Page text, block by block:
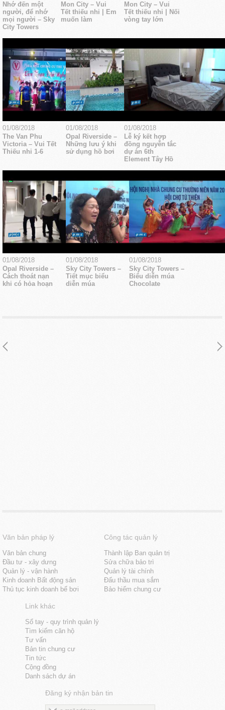
Nhớ đến một
người, để nhớ
mọi người – Sky
City Towers
Mon City – Vui
Tết thiếu nhi | Em
muốn làm
Mon City – Vui
Tết thiếu nhi | Nối
vòng tay lớn
01/08/2018
The Van Phu
Victoria – Vui Tết
Thiếu nhi 1-6
01/08/2018
Opal Riverside –
Những lưu ý khi
sử dụng hồ bơi
01/08/2018
Lễ ký kết hợp
đồng nguyễn tắc
dự án 6th
Element Tây Hồ
01/08/2018
Opal Riverside –
Cách thoát nạn
khi có hỏa hoạn
01/08/2018
Sky City Towers –
Tiết mục biểu
diễn múa
01/08/2018
Sky City Towers –
Biểu diễn múa
Chocolate
Văn bản pháp lý
Văn bản chung
Đầu tư - xây dưng
Quản lý - vận hành
Kinh doanh Bất động sản
Thủ tục kinh doanh bể bơi
Công tác quản lý
Thành lập Ban quản trị
Sửa chữa bảo trì
Quản lý tài chính
Đấu thầu mua sắm
Bảo hiểm chung cư
Link khác
Sổ tay - quy trình quản lý
Tìm kiếm căn hộ
Tư vấn
Bản tin chung cư
Tin tức
Cộng đồng
Danh sách dự án
Đăng ký nhận bản tin